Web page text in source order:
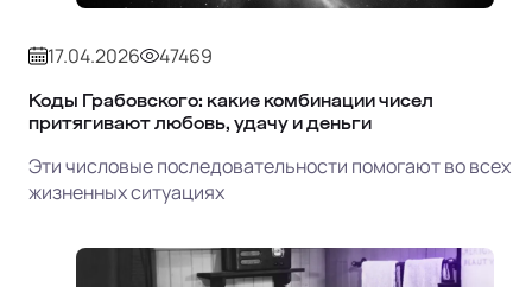
17.04.2026 47469
Коды Грабовского: какие комбинации чисел
притягивают любовь, удачу и деньги
Эти числовые последовательности помогают во всех
жизненных ситуациях